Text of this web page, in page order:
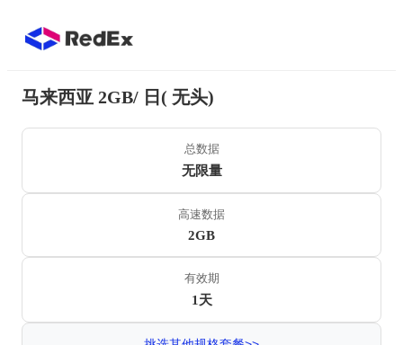
马来西亚 2GB/ 日( 无头)
总数据
无限量
高速数据
2GB
有效期
1天